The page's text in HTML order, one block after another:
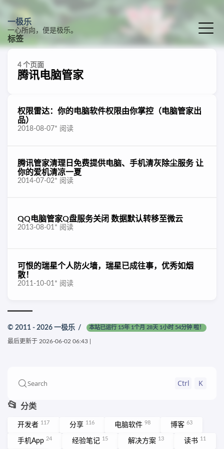
一极乐
一心所向，便是极乐。
Search Ctrl K
📂 分类
开发者 117 分享 116 电脑软件 98 博客 63
手机App 24 经验笔记 15 解决方案 13 读书 11
标签
4 个页面
腾讯电脑管家
权限雷达：你的电脑软件权限由你掌控（电脑管家出
品）
2018-08-07* 阅读
腾讯管家清理日免费提供电脑、手机清灰除尘服务 让
你的爱机清凉一夏
2014-07-02* 阅读
QQ电脑管家Q盘服务关闭 数据默认转移至微云
2013-08-01* 阅读
可恨的瑞星个人防火墙，瑞星已成往事，优秀如烟
散！
2011-10-01 * 阅读
© 2011 - 2026 一极乐 / 本站已运行 15年 1个月 28天 1小时 54分钟 啦！
最后更新于 2026-06-02 06:43